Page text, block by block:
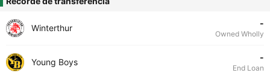
Winterthur -
Owned Wholly
Young Boys -
End Loan